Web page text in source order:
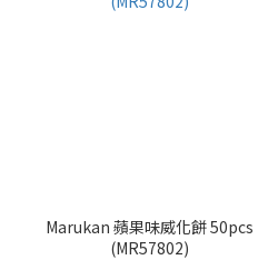
Marukan 蘋果味威化餅 50pcs
(MR57802)